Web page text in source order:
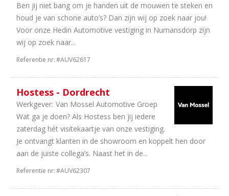
Ben jij niet bang om je handen uit de mouwen te steken en
houd je van schone auto’s? Dan zijn wij op zoek naar jou!
Voor onze Hedin Automotive vestiging in Numansdorp zijn
wij op zoek naar...
Referentie nr:#AUV62617
Hostess - Dordrecht
Werkgever: Van Mossel Automotive Groep
Wat ga je doen? Als Hostess ben jij iedere
zaterdag hét visitekaartje van onze vestiging.
Je ontvangt klanten in de showroom en koppelt hen door
aan de juiste collega’s. Naast het in de...
Referentie nr:#AUV62307